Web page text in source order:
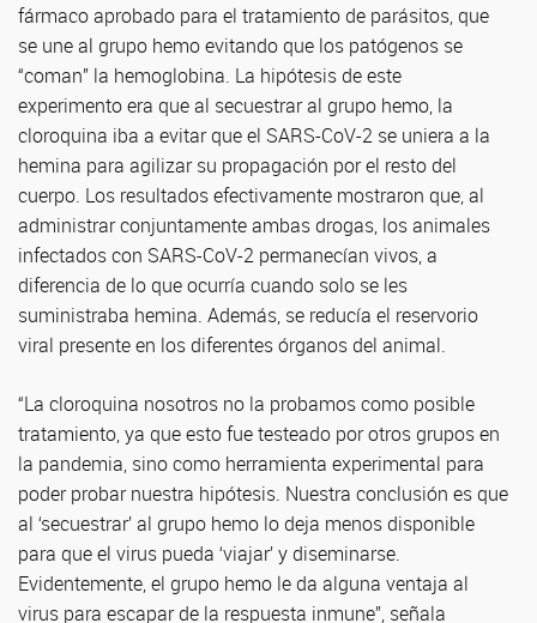
fármaco aprobado para el tratamiento de parásitos, que
se une al grupo hemo evitando que los patógenos se
“coman” la hemoglobina. La hipótesis de este
experimento era que al secuestrar al grupo hemo, la
cloroquina iba a evitar que el SARS-CoV-2 se uniera a la
hemina para agilizar su propagación por el resto del
cuerpo. Los resultados efectivamente mostraron que, al
administrar conjuntamente ambas drogas, los animales
infectados con SARS-CoV-2 permanecían vivos, a
diferencia de lo que ocurría cuando solo se les
suministraba hemina. Además, se reducía el reservorio
viral presente en los diferentes órganos del animal.
“La cloroquina nosotros no la probamos como posible
tratamiento, ya que esto fue testeado por otros grupos en
la pandemia, sino como herramienta experimental para
poder probar nuestra hipótesis. Nuestra conclusión es que
al ‘secuestrar’ al grupo hemo lo deja menos disponible
para que el virus pueda ‘viajar’ y diseminarse.
Evidentemente, el grupo hemo le da alguna ventaja al
virus para escapar de la respuesta inmune”, señala